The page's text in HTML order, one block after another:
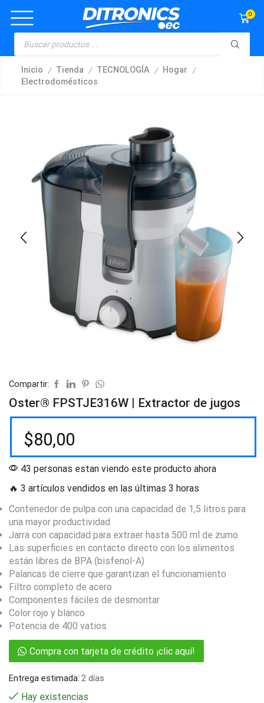
0
Inicio / Tienda / TECNOLOGÍA / Hogar /
Electrodomésticos
Compartir:
Oster® FPSTJE316W | Extractor de jugos
$80,00
43 personas estan viendo este producto ahora
🔥 3 artículos vendidos en las últimas 3 horas
Contenedor de pulpa con una capacidad de 1,5 litros para
una mayor productividad
Jarra con capacidad para extraer hasta 500 ml de zumo
Las superficies en contacto directo con los alimentos
están libres de BPA (bisfenol-A)
Palancas de cierre que garantizan el funcionamiento
Filtro completo de acero
Componentes fáciles de desmontar
Color rojo y blanco
Potencia de 400 vatios
Compra con tarjeta de crédito ¡clic aquí!
Entrega estimada: 2 días
Hay existencias